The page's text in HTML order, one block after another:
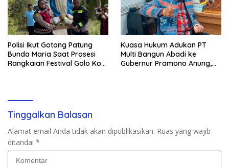
Polisi Ikut Gotong Patung
Bunda Maria Saat Prosesi
Rangkaian Festival Golo Koe
Kuasa Hukum Adukan PT
Multi Bangun Abadi ke
Gubernur Pramono Anung,
Tinggalkan Balasan
Alamat email Anda tidak akan dipublikasikan. Ruas yang wajib
ditandai *